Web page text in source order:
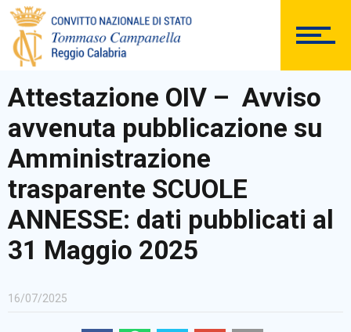
DOCUMENTAZIONE
PERSONALE
Comunicazioni Esterne
BACHECA SINDACALE
Attestazione OIV – Avviso
avvenuta pubblicazione su
Amministrazione
trasparente SCUOLE
ANNESSE: dati pubblicati al
31 Maggio 2025
16/07/2025